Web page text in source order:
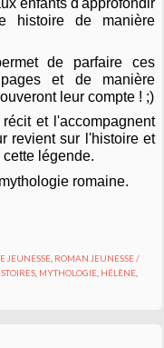
enfants d'approfondir
histoire de manière
de parfaire ces
et de manière
leur compte ! ;)
et l'accompagnent
revient sur l'histoire et
légende.
romaine.
JEUNESSE, ROMAN JEUNESSE /
MYTHOLOGIE HÉLÈNE